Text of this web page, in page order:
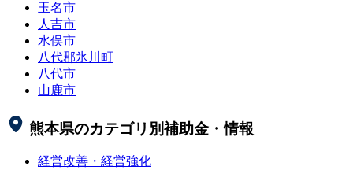
玉名市
人吉市
水俣市
八代郡氷川町
八代市
山鹿市
熊本県のカテゴリ別補助金・情報
経営改善・経営強化